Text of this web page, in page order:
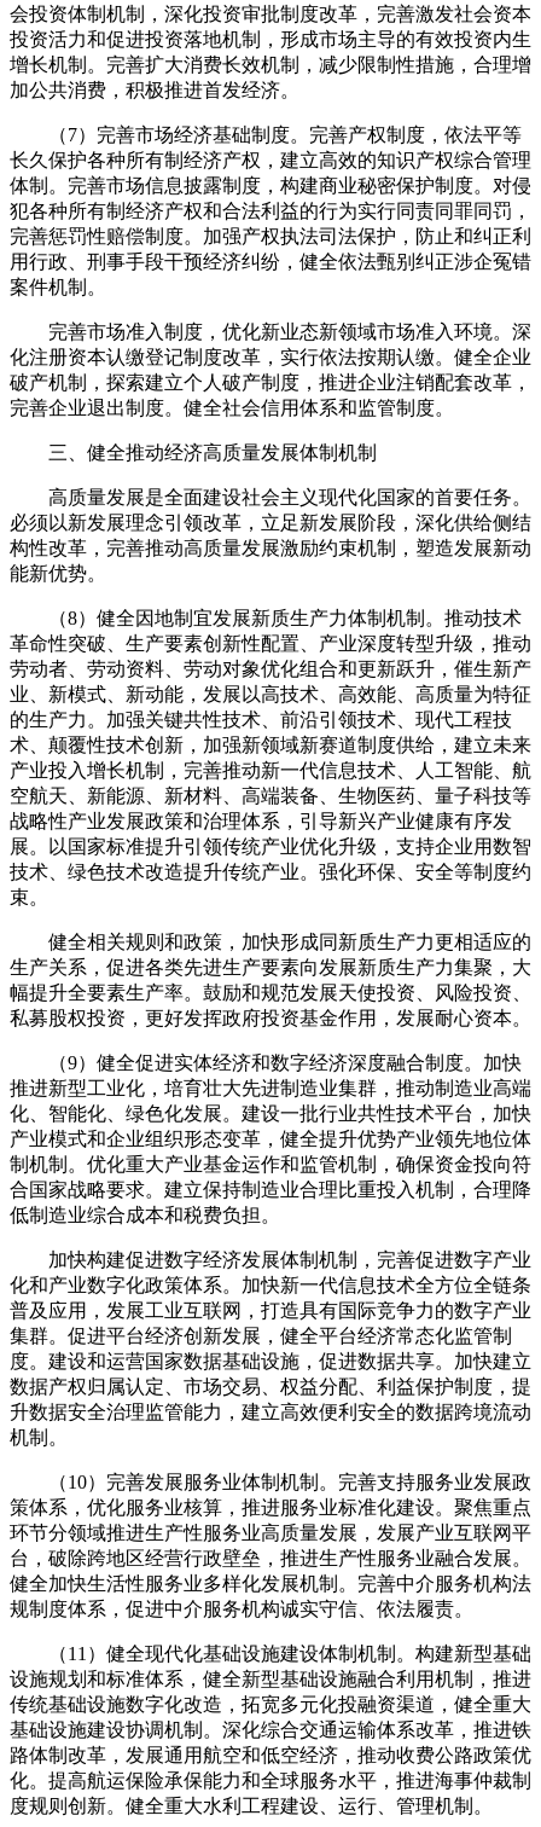
会投资体制机制，深化投资审批制度改革，完善激发社会资本
投资活力和促进投资落地机制，形成市场主导的有效投资内生
增长机制。完善扩大消费长效机制，减少限制性措施，合理增
加公共消费，积极推进首发经济。
（7）完善市场经济基础制度。完善产权制度，依法平等
长久保护各种所有制经济产权，建立高效的知识产权综合管理
体制。完善市场信息披露制度，构建商业秘密保护制度。对侵
犯各种所有制经济产权和合法利益的行为实行同责同罪同罚，
完善惩罚性赔偿制度。加强产权执法司法保护，防止和纠正利
用行政、刑事手段干预经济纠纷，健全依法甄别纠正涉企冤错
案件机制。
完善市场准入制度，优化新业态新领域市场准入环境。深
化注册资本认缴登记制度改革，实行依法按期认缴。健全企业
破产机制，探索建立个人破产制度，推进企业注销配套改革，
完善企业退出制度。健全社会信用体系和监管制度。
三、健全推动经济高质量发展体制机制
高质量发展是全面建设社会主义现代化国家的首要任务。
必须以新发展理念引领改革，立足新发展阶段，深化供给侧结
构性改革，完善推动高质量发展激励约束机制，塑造发展新动
能新优势。
（8）健全因地制宜发展新质生产力体制机制。推动技术
革命性突破、生产要素创新性配置、产业深度转型升级，推动
劳动者、劳动资料、劳动对象优化组合和更新跃升，催生新产
业、新模式、新动能，发展以高技术、高效能、高质量为特征
的生产力。加强关键共性技术、前沿引领技术、现代工程技
术、颠覆性技术创新，加强新领域新赛道制度供给，建立未来
产业投入增长机制，完善推动新一代信息技术、人工智能、航
空航天、新能源、新材料、高端装备、生物医药、量子科技等
战略性产业发展政策和治理体系，引导新兴产业健康有序发
展。以国家标准提升引领传统产业优化升级，支持企业用数智
技术、绿色技术改造提升传统产业。强化环保、安全等制度约
束。
健全相关规则和政策，加快形成同新质生产力更相适应的
生产关系，促进各类先进生产要素向发展新质生产力集聚，大
幅提升全要素生产率。鼓励和规范发展天使投资、风险投资、
私募股权投资，更好发挥政府投资基金作用，发展耐心资本。
（9）健全促进实体经济和数字经济深度融合制度。加快
推进新型工业化，培育壮大先进制造业集群，推动制造业高端
化、智能化、绿色化发展。建设一批行业共性技术平台，加快
产业模式和企业组织形态变革，健全提升优势产业领先地位体
制机制。优化重大产业基金运作和监管机制，确保资金投向符
合国家战略要求。建立保持制造业合理比重投入机制，合理降
低制造业综合成本和税费负担。
加快构建促进数字经济发展体制机制，完善促进数字产业
化和产业数字化政策体系。加快新一代信息技术全方位全链条
普及应用，发展工业互联网，打造具有国际竞争力的数字产业
集群。促进平台经济创新发展，健全平台经济常态化监管制
度。建设和运营国家数据基础设施，促进数据共享。加快建立
数据产权归属认定、市场交易、权益分配、利益保护制度，提
升数据安全治理监管能力，建立高效便利安全的数据跨境流动
机制。
（10）完善发展服务业体制机制。完善支持服务业发展政
策体系，优化服务业核算，推进服务业标准化建设。聚焦重点
环节分领域推进生产性服务业高质量发展，发展产业互联网平
台，破除跨地区经营行政壁垒，推进生产性服务业融合发展。
健全加快生活性服务业多样化发展机制。完善中介服务机构法
规制度体系，促进中介服务机构诚实守信、依法履责。
（11）健全现代化基础设施建设体制机制。构建新型基础
设施规划和标准体系，健全新型基础设施融合利用机制，推进
传统基础设施数字化改造，拓宽多元化投融资渠道，健全重大
基础设施建设协调机制。深化综合交通运输体系改革，推进铁
路体制改革，发展通用航空和低空经济，推动收费公路政策优
化。提高航运保险承保能力和全球服务水平，推进海事仲裁制
度规则创新。健全重大水利工程建设、运行、管理机制。